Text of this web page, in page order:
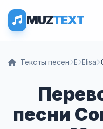
MUZTEXT
Тексты песен E Elisa
песни